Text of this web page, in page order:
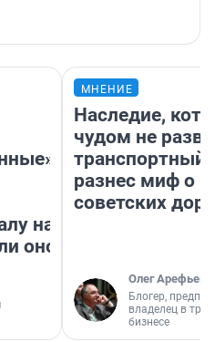
на
оно
МНЕНИЕ
Наследие,
чудом не
транспортный
разнес миф о
советских
Олег Арефьев
Блогер,
владелец в
бизнесе